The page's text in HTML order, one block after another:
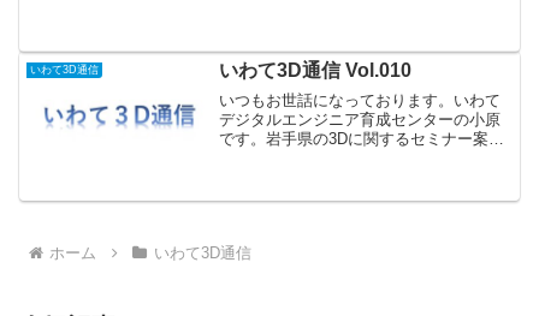
建築・土木系3DCAD...
いわて3D通信 いわて3D通信 Vol.010
いつもお世話になっております。いわて
デジタルエンジニア育成センターの小原
です。岩手県の3Dに関するセミナー案内
ホーム いわて3D通信